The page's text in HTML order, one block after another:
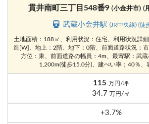
貫井南町三丁目548番9 (小金井市) (
武蔵小金井駅 (JR中央線) (徒
土地面積：188㎡、利用状況：住宅、利用状況詳
造[W]、地上：2階、地下：0階、前面道路状況：
方位：東、前面道路の幅員：4m、最寄駅：武蔵
1,200m(徒歩15.0分)、建ぺい率；40％、
115 万円/坪
34.7 万円/㎡
+3.7%